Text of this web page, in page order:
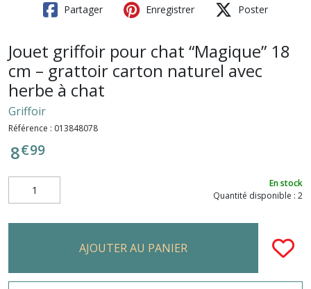
Partager Enregistrer Poster
Jouet griffoir pour chat “Magique” 18
cm – grattoir carton naturel avec
herbe à chat
Griffoir
Référence : 013848078
8€99
En stock
Quantité disponible : 2
AJOUTER AU PANIER